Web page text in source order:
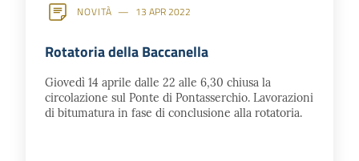
NOVITÀ 13 APR 2022
Rotatoria della Baccanella
Giovedì 14 aprile dalle 22 alle 6,30 chiusa la
circolazione sul Ponte di Pontasserchio. Lavorazioni
di bitumatura in fase di conclusione alla rotatoria.